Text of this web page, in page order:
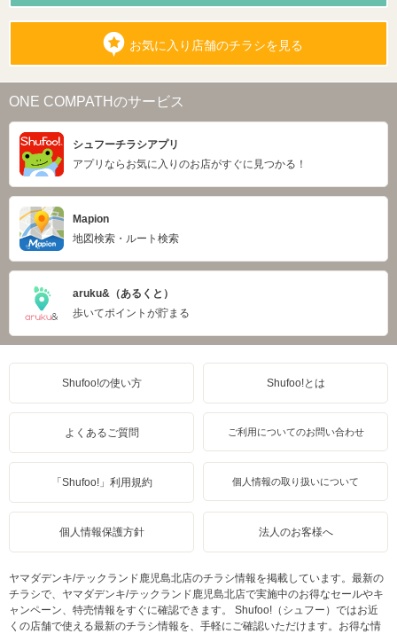
お気に入り店舗のチラシを見る
ONE COMPATHのサービス
シュフーチラシアプリ
アプリならお気に入りのお店がすぐに見つかる！
Mapion
地図検索・ルート検索
aruku&（あるくと）
歩いてポイントが貯まる
Shufoo!の使い方 Shufoo!とは
よくあるご質問 ご利用についてのお問い合わせ
「Shufoo!」利用規約 個人情報の取り扱いについて
個人情報保護方針 法人のお客様へ
ヤマダデンキ/テックランド鹿児島北店のチラシ情報を掲載しています。最新の
チラシで、ヤマダデンキ/テックランド鹿児島北店で実施中のお得なセールやキ
ャンペーン、特売情報をすぐに確認できます。 Shufoo!（シュフー）ではお近
くの店舗で使える最新のチラシ情報を、手軽にご確認いただけます。お得な情